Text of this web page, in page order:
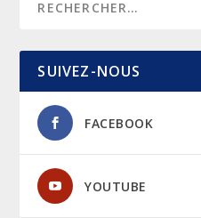
SUIVEZ-NOUS
FACEBOOK
YOUTUBE